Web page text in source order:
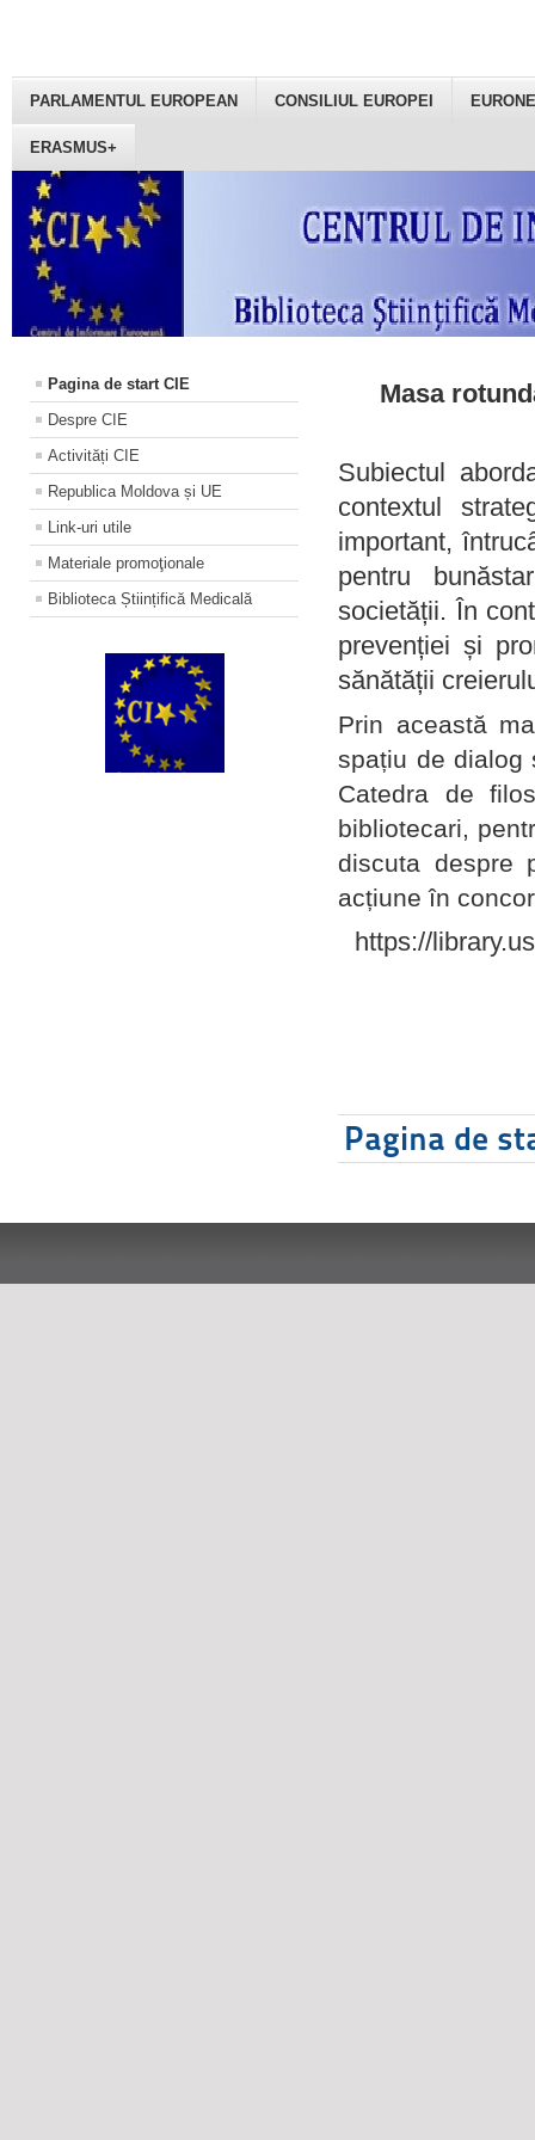
PARLAMENTUL EUROPEAN CONSILIUL EUROPEI
ERASMUS+
Pagina de start CIE
Despre CIE
Activități CIE
Republica Moldova și UE
Link-uri utile
Materiale promoţionale
Biblioteca Științifică Medicală
Masa
Subiectul
contextul
important,
pentru
societății. În
prevenției și
sănătății
Prin această
spațiu de dialog
Catedra de
bibliotecari,
discuta despre
acțiune în
https://
Pagina de